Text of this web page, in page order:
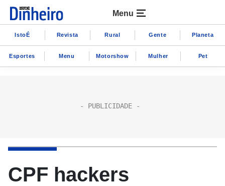
Menu
IstoÉ Revista Rural Gente Planeta
Esportes Menu Motorshow Mulher Pet
CPF hackers